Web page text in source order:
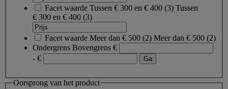
Facet waarde Tussen € 300 en € 400 (3) Tussen
€ 300 en € 400 (3)
Facet waarde Meer dan € 500 (2) Meer dan € 500 (2)
Ondergrens Bovengrens €
- €
Oorsprong van het product